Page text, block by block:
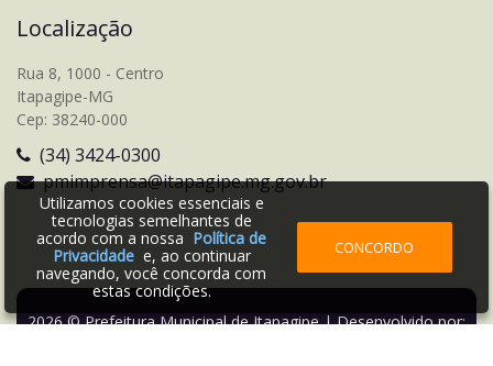
Localização
Rua 8, 1000 - Centro
Itapagipe-MG
Cep: 38240-000
(34) 3424-0300
pmimprensa@itapagipe.mg.gov.br
2026 © Prefeitura Municipal de Itapagipe | Desenvolvido por:
Utilizamos cookies essenciais e
tecnologias semelhantes de
acordo com a nossa Política de
Privacidadee, ao continuar
navegando, você concorda com
estas condições.
CONCORDO